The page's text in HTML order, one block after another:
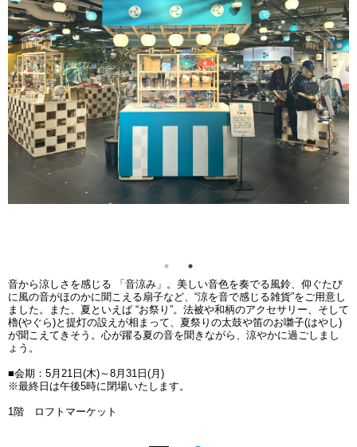
音から涼しさを感じる 「音涼み」。美しい音色を奏でる風鈴、仰ぐたび
に風の音がほのかに聞こえる扇子など、“涼を音で感じる雑貨”をご用意し
ました。また、夏といえば “お祭り”。法被や和柄のアクセサリー、そして
櫓(やぐら)と提灯の設えが相まって、夏祭りの太鼓や笛のお囃子(はやし)
が聞こえてきそう。心が躍る夏の音を聞きながら、涼やかに過ごしまし
ょう。
■会期：5月21日(木)～8月31日(月)
※最終日は午後5時に閉場いたします。
1階 ロフトマーケット